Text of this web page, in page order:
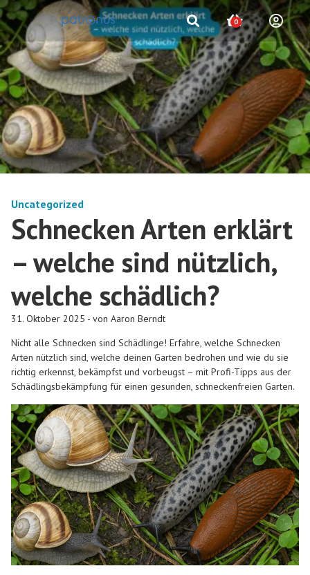
0
Uncategorized
Schnecken Arten erklärt
– welche sind nützlich,
welche schädlich?
31. Oktober 2025 - von Aaron Berndt
Nicht alle Schnecken sind Schädlinge! Erfahre, welche Schnecken
Arten nützlich sind, welche deinen Garten bedrohen und wie du sie
richtig erkennst, bekämpfst und vorbeugst – mit Profi-Tipps aus der
Schädlingsbekämpfung für einen gesunden, schneckenfreien Garten.